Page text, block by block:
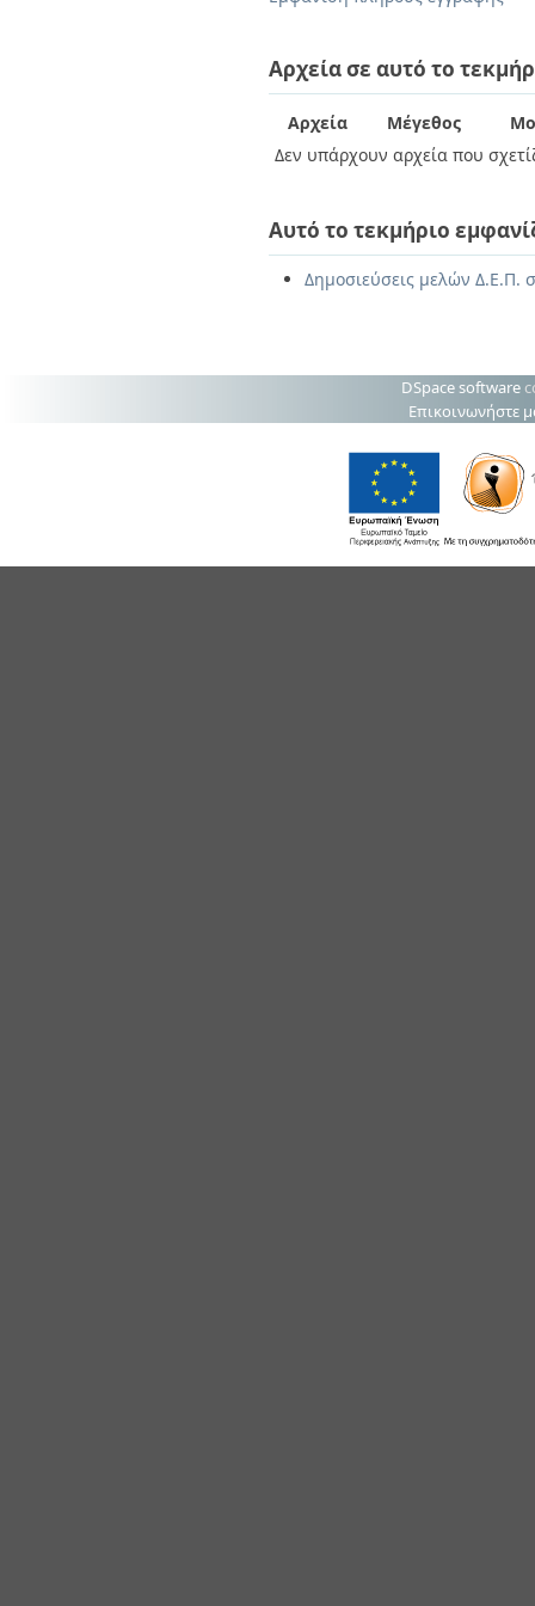
Αρχεία σε αυτό το
Αρχεία Μέγεθος
Δεν υπάρχουν αρχεία που
Αυτό το τεκμήριο
Δημοσιεύσεις μελών Δ.Ε.Π.
DSpace software
Επικοινωνήστε